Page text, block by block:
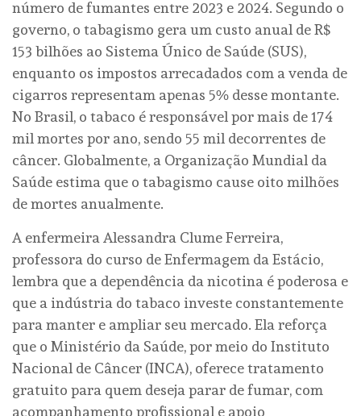
número de fumantes entre 2023 e 2024. Segundo o
governo, o tabagismo gera um custo anual de R$
153 bilhões ao Sistema Único de Saúde (SUS),
enquanto os impostos arrecadados com a venda de
cigarros representam apenas 5% desse montante.
No Brasil, o tabaco é responsável por mais de 174
mil mortes por ano, sendo 55 mil decorrentes de
câncer. Globalmente, a Organização Mundial da
Saúde estima que o tabagismo cause oito milhões
de mortes anualmente.
A enfermeira Alessandra Clume Ferreira,
professora do curso de Enfermagem da Estácio,
lembra que a dependência da nicotina é poderosa e
que a indústria do tabaco investe constantemente
para manter e ampliar seu mercado. Ela reforça
que o Ministério da Saúde, por meio do Instituto
Nacional de Câncer (INCA), oferece tratamento
gratuito para quem deseja parar de fumar, com
acompanhamento profissional e apoio